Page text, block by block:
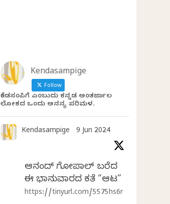
Kendasampige
Follow
ಕೆಂಡಸಂಪಿಗೆ ಎಂಬುದು ಕನ್ನಡ ಅಂತರ್ಜಾಲ
ಲೋಕದ ಒಂದು ಅನನ್ಯ ಪರಿಮಳ.
Kendasampige 9 Jun 2024
ಆನಂದ್‌ ಗೋಪಾಲ್‌ ಬರೆದ
ಈ ಭಾನುವಾರದ ಕತೆ “ಆಟ”
https://tinyurl.com/5575hs6r